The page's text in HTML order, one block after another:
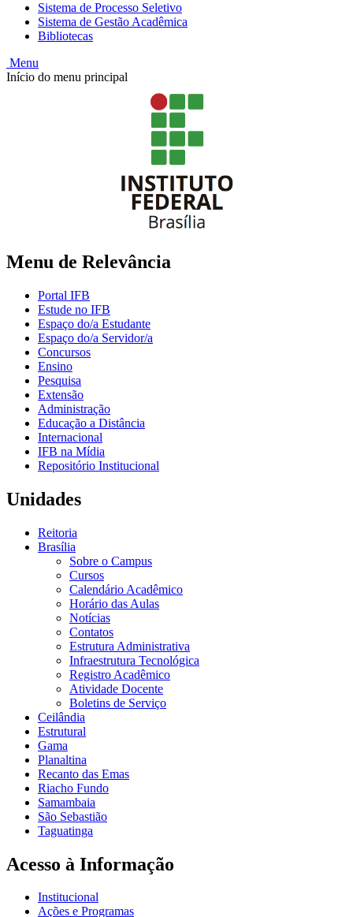
Sistema de Processo Seletivo
Sistema de Gestão Acadêmica
Bibliotecas
Menu
Início do menu principal
Menu de Relevância
Portal IFB
Estude no IFB
Espaço do/a Estudante
Espaço do/a Servidor/a
Concursos
Ensino
Pesquisa
Extensão
Administração
Educação a Distância
Internacional
IFB na Mídia
Repositório Institucional
Unidades
Reitoria
Brasília
Sobre o Campus
Cursos
Calendário Acadêmico
Horário das Aulas
Notícias
Contatos
Estrutura Administrativa
Infraestrutura Tecnológica
Registro Acadêmico
Atividade Docente
Boletins de Serviço
Ceilândia
Estrutural
Gama
Planaltina
Recanto das Emas
Riacho Fundo
Samambaia
São Sebastião
Taguatinga
Acesso à Informação
Institucional
Ações e Programas